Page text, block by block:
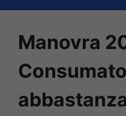
Manovra